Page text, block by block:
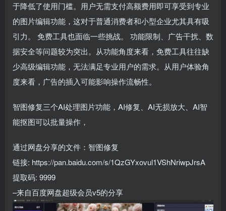
于降低了使用门槛。用户无需支付高额费用即可享受到专业
的图片编辑功能，这对于普通消费者和小型企业尤其具有吸
引力。 免费工具也面临一些挑战。 功能限制、广告干扰、数
据安全等问题较为突出。从功能角度来看，免费工具往往缺
少高级编辑功能，无法满足专业用户的需求。从用户体验角
度来看，广告的插入可能影响操作流畅性。
智图修复三个AI处理图片功能，AI修复、AI无损放大、AI智
能抠图可以批量操作，
通过网盘分享的文件：智图修复
链接: https://pan.baidu.com/s/1QzGYxovul1VShNriwpJrsA
提取码: 9999
–来自百度网盘超级会员v5的分享